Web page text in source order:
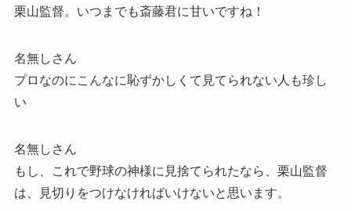
栗山監督。いつまでも斎藤君に甘いですね！
名無しさん
プロなのにこんなに恥ずかしくて見てられない人も珍し
い
名無しさん
もし、これで野球の神様に見捨てられたなら、栗山監督
は、見切りをつけなければいけないと思います。